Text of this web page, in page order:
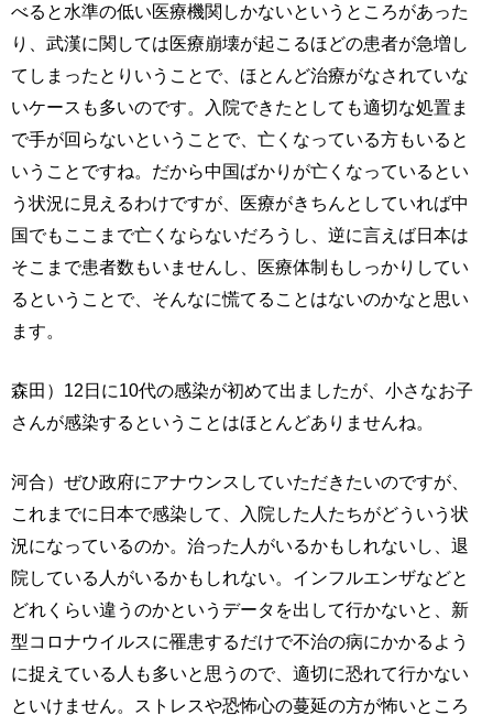
べると水準の低い医療機関しかないというところがあった
り、武漢に関しては医療崩壊が起こるほどの患者が急増し
てしまったとりいうことで、ほとんど治療がなされていな
いケースも多いのです。入院できたとしても適切な処置ま
で手が回らないということで、亡くなっている方もいると
いうことですね。だから中国ばかりが亡くなっているとい
う状況に見えるわけですが、医療がきちんとしていれば中
国でもここまで亡くならないだろうし、逆に言えば日本は
そこまで患者数もいませんし、医療体制もしっかりしてい
るということで、そんなに慌てることはないのかなと思い
ます。
森田）12日に10代の感染が初めて出ましたが、小さなお子
さんが感染するということはほとんどありませんね。
河合）ぜひ政府にアナウンスしていただきたいのですが、
これまでに日本で感染して、入院した人たちがどういう状
況になっているのか。治った人がいるかもしれないし、退
院している人がいるかもしれない。インフルエンザなどと
どれくらい違うのかというデータを出して行かないと、新
型コロナウイルスに罹患するだけで不治の病にかかるよう
に捉えている人も多いと思うので、適切に恐れて行かない
といけません。ストレスや恐怖心の蔓延の方が怖いところ